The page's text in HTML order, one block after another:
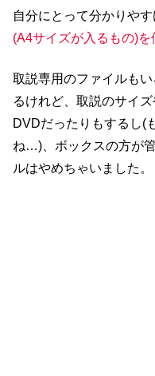
自分にとって分かりやす
(A4サイズが入るもの)を
取説専用のファイルも
るけれど、取説のサイ
DVDだったりもするし(
ね…)、ボックスの方が
ルはやめちゃいました。